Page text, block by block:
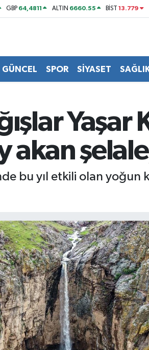
GBP 64,4811 ALTIN 6660.55 BİST13.779
GÜNCEL SPOR SİYASET
Yaşar
akan
bu yıl etkili olan yoğun